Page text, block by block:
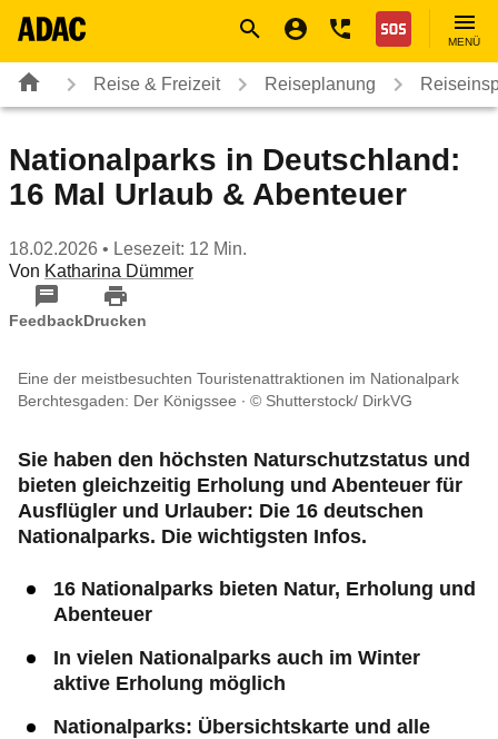
Nothilfe
MENÜ
Reise & Freizeit Reiseplanung
Nationalparks in Deutschland:
16 Mal Urlaub & Abenteuer
18.02.2026 • Lesezeit: 12 Min.
Von Katharina Dümmer
FeedbackDrucken
Eine der meistbesuchten Touristenattraktionen im Nationalpark
Berchtesgaden: Der Königssee
© Shutterstock/ DirkVG
Sie haben den höchsten Naturschutzstatus und
bieten gleichzeitig Erholung und Abenteuer für
Ausflügler und Urlauber: Die 16 deutschen
Nationalparks. Die wichtigsten Infos.
16 Nationalparks bieten Natur, Erholung und
Abenteuer
In vielen Nationalparks auch im Winter
aktive Erholung möglich
Nationalparks: Übersichtskarte und alle